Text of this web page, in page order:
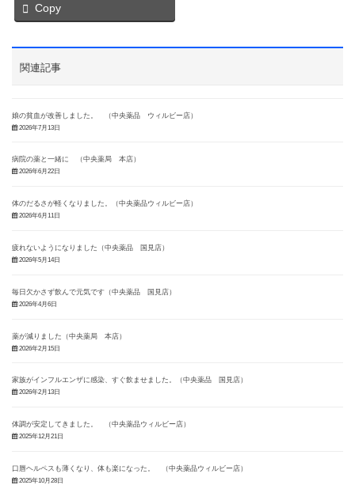
Copy
関連記事
娘の貧血が改善しました。 （中央薬品 ウィルビー店）
2026年7月13日
病院の薬と一緒に （中央薬局 本店）
2026年6月22日
体のだるさが軽くなりました。（中央薬品ウィルビー店）
2026年6月11日
疲れないようになりました（中央薬品 国見店）
2026年5月14日
毎日欠かさず飲んで元気です（中央薬品 国見店）
2026年4月6日
薬が減りました（中央薬局 本店）
2026年2月15日
家族がインフルエンザに感染、すぐ飲ませました。（中央薬品 国見店）
2026年2月13日
体調が安定してきました。 （中央薬品ウィルビー店）
2025年12月21日
口唇ヘルペスも薄くなり、体も楽になった。 （中央薬品ウィルビー店）
2025年10月28日